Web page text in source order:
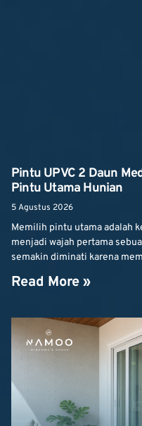
Pintu UPVC 2 Daun
Pintu Utama Hunian
5 Agustus 2026
Memilih pintu utama adalah
menjadi wajah pertama
semakin diminati karena
Read More »